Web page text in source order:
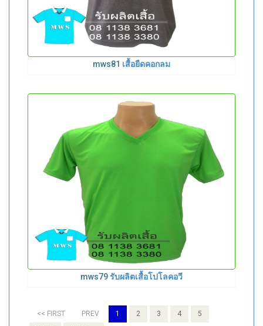
mws81 เสื้อยืดคอกลม
mws79รับผลิตเสื้อโปโลคอวี
<< FIRST PREV 1 2 3 4 5